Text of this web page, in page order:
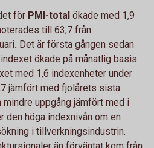
för PMI-total ökade med 1,9
till 63,7 från
. Det är första gången sedan
ökade på månatlig basis.
med 1,6 indexenheter under
jämfört med fjolårets sista
mindre uppgång jämfört med i
den höga indexnivån om en
i tillverkningsindustrin.